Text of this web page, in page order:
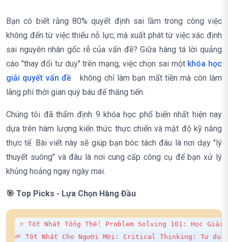
Bạn có biết rằng 80% quyết định sai lầm trong công việc
không đến từ việc thiếu nỗ lực, mà xuất phát từ việc xác định
sai nguyên nhân gốc rễ của vấn đề? Giữa hàng tá lời quảng
cáo "thay đổi tư duy" trên mạng, việc chọn sai một khóa học
giải quyết vấn đề
không chỉ làm bạn mất tiền mà còn làm
lãng phí thời gian quý báu để thăng tiến.
Chúng tôi đã thẩm định 9 khóa học phổ biến nhất hiện nay
dựa trên hàm lượng kiến thức thực chiến và mật độ kỹ năng
thực tế. Bài viết này sẽ giúp bạn bóc tách đâu là nơi dạy "lý
thuyết suông" và đâu là nơi cung cấp công cụ để bạn xử lý
khủng hoảng ngay ngày mai.
🎯 Top Picks - Lựa Chọn Hàng Đầu
⭐ Tốt Nhất Tổng Thể: Problem Solving 101: Học
🌱 Tốt Nhất Cho Người Mới: Critical Thinking: Tư